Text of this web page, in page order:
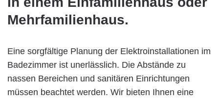
Mehrfamilienhaus.
Eine sorgfältige Planung der Elektroinstallationen im
Badezimmer ist unerlässlich. Die Abstände zu
nassen Bereichen und sanitären Einrichtungen
müssen beachtet werden. Wir bieten Ihnen eine